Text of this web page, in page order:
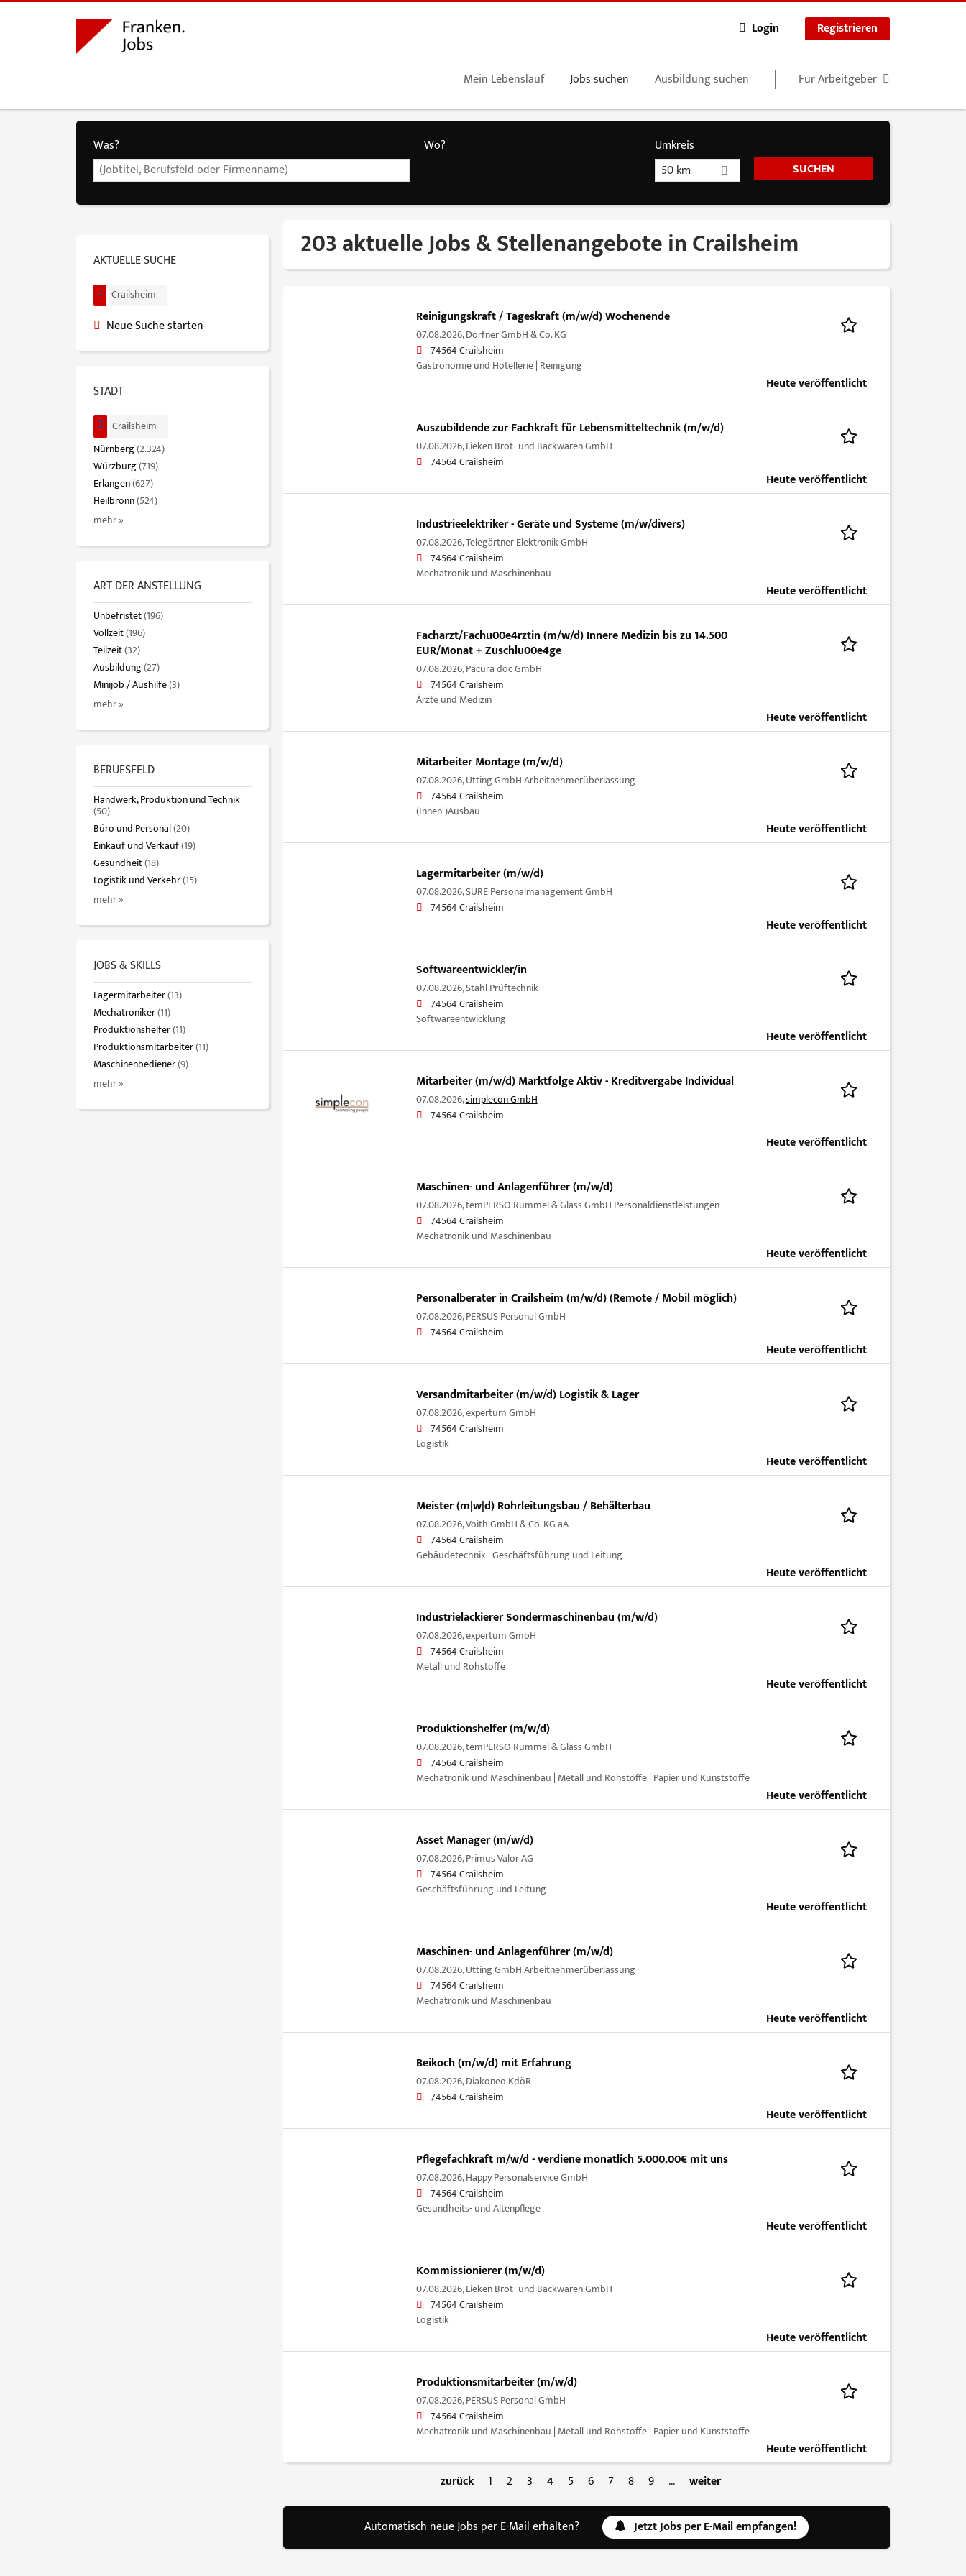
Login Registrieren
Mein Lebenslauf Jobs suchen Ausbildung suchen Für Arbeitgeber
Was? Wo?
Umkreis
50 km
203 aktuelle Jobs & Stellenangebote in Crailsheim
Reinigungskraft / Tageskraft (m/w/d) Wochenende
07.08.2026,Dorfner GmbH & Co. KG
74564 Crailsheim
Gastronomie und Hotellerie | Reinigung
Heute veröffentlicht
Auszubildende zur Fachkraft für Lebensmitteltechnik (m/w/d)
07.08.2026,Lieken Brot- und Backwaren GmbH
74564 Crailsheim
Heute veröffentlicht
Industrieelektriker - Geräte und Systeme (m/w/divers)
07.08.2026,Telegärtner Elektronik GmbH
74564 Crailsheim
Mechatronik und Maschinenbau
Heute veröffentlicht
Facharzt/Fachu00e4rztin (m/w/d) Innere Medizin bis zu 14.500
EUR/Monat + Zuschlu00e4ge
07.08.2026,Pacura doc GmbH
74564 Crailsheim
Ärzte und Medizin
Heute veröffentlicht
Mitarbeiter Montage (m/w/d)
07.08.2026,Utting GmbH Arbeitnehmerüberlassung
74564 Crailsheim
(Innen-)Ausbau
Heute veröffentlicht
Lagermitarbeiter (m/w/d)
07.08.2026,SURE Personalmanagement GmbH
74564 Crailsheim
Heute veröffentlicht
Softwareentwickler/in
07.08.2026,Stahl Prüftechnik
74564 Crailsheim
Softwareentwicklung
Heute veröffentlicht
Mitarbeiter (m/w/d) Marktfolge Aktiv - Kreditvergabe Individual
07.08.2026,simplecon GmbH
74564 Crailsheim
Heute veröffentlicht
Maschinen- und Anlagenführer (m/w/d)
07.08.2026,temPERSO Rummel & Glass GmbH Personaldienstleistungen
74564 Crailsheim
Mechatronik und Maschinenbau
Heute veröffentlicht
Personalberater in Crailsheim (m/w/d) (Remote / Mobil möglich)
07.08.2026,PERSUS Personal GmbH
74564 Crailsheim
Heute veröffentlicht
Versandmitarbeiter (m/w/d) Logistik & Lager
07.08.2026,expertum GmbH
74564 Crailsheim
Logistik
Heute veröffentlicht
Meister (m|w|d) Rohrleitungsbau / Behälterbau
07.08.2026,Voith GmbH & Co. KG aA
74564 Crailsheim
Gebäudetechnik | Geschäftsführung und Leitung
Heute veröffentlicht
Industrielackierer Sondermaschinenbau (m/w/d)
07.08.2026,expertum GmbH
74564 Crailsheim
Metall und Rohstoffe
Heute veröffentlicht
Produktionshelfer (m/w/d)
07.08.2026,temPERSO Rummel & Glass GmbH
74564 Crailsheim
Mechatronik und Maschinenbau | Metall und Rohstoffe | Papier und Kunststoffe
Heute veröffentlicht
Asset Manager (m/w/d)
07.08.2026,Primus Valor AG
74564 Crailsheim
Geschäftsführung und Leitung
Heute veröffentlicht
Maschinen- und Anlagenführer (m/w/d)
07.08.2026,Utting GmbH Arbeitnehmerüberlassung
74564 Crailsheim
Mechatronik und Maschinenbau
Heute veröffentlicht
Beikoch (m/w/d) mit Erfahrung
07.08.2026,Diakoneo KdöR
74564 Crailsheim
Heute veröffentlicht
Pflegefachkraft m/w/d - verdiene monatlich 5.000,00€ mit uns
07.08.2026,Happy Personalservice GmbH
74564 Crailsheim
Gesundheits- und Altenpflege
Heute veröffentlicht
Kommissionierer (m/w/d)
07.08.2026,Lieken Brot- und Backwaren GmbH
74564 Crailsheim
Logistik
Heute veröffentlicht
Produktionsmitarbeiter (m/w/d)
07.08.2026,PERSUS Personal GmbH
74564 Crailsheim
Mechatronik und Maschinenbau | Metall und Rohstoffe | Papier und Kunststoffe
Heute veröffentlicht
zurück
1 2 3 4 5 6 7 8 9 … weiter
Automatisch neue Jobs per E-Mail erhalten? Jetzt Jobs per E-Mail empfangen!
AKTUELLE SUCHE
Crailsheim
Neue Suche starten
STADT
Crailsheim
Nürnberg(2.324)
Würzburg(719)
Erlangen(627)
Heilbronn(524)
mehr »
ART DER ANSTELLUNG
Unbefristet(196)
Vollzeit(196)
Teilzeit(32)
Ausbildung(27)
Minijob / Aushilfe(3)
mehr »
BERUFSFELD
Handwerk, Produktion und Technik
(50)
Büro und Personal(20)
Einkauf und Verkauf(19)
Gesundheit(18)
Logistik und Verkehr(15)
mehr »
JOBS & SKILLS
Lagermitarbeiter(13)
Mechatroniker(11)
Produktionshelfer(11)
Produktionsmitarbeiter(11)
Maschinenbediener(9)
mehr »